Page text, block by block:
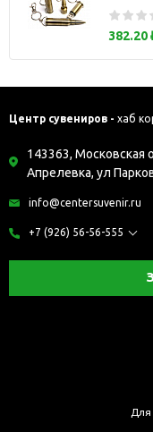
382.20
Центр сувениров - хаб
143363, Московская
Апрелевка, ул
info@centersuvenir.ru
+7 (926) 56-56-555